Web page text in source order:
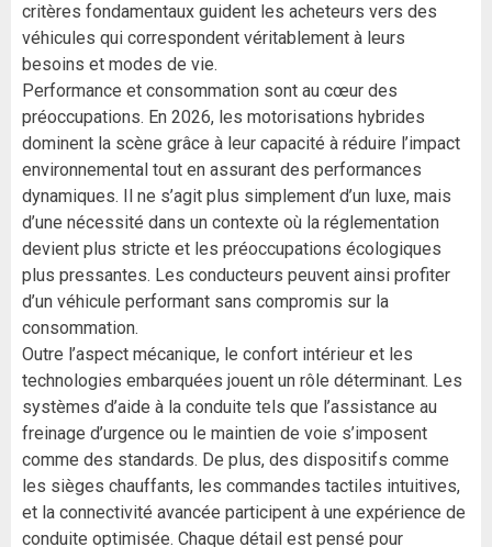
critères fondamentaux guident les acheteurs vers des
véhicules qui correspondent véritablement à leurs
besoins et modes de vie.
Performance et consommation sont au cœur des
préoccupations. En 2026, les motorisations hybrides
dominent la scène grâce à leur capacité à réduire l’impact
environnemental tout en assurant des performances
dynamiques. Il ne s’agit plus simplement d’un luxe, mais
d’une nécessité dans un contexte où la réglementation
devient plus stricte et les préoccupations écologiques
plus pressantes. Les conducteurs peuvent ainsi profiter
d’un véhicule performant sans compromis sur la
consommation.
Outre l’aspect mécanique, le confort intérieur et les
technologies embarquées jouent un rôle déterminant. Les
systèmes d’aide à la conduite tels que l’assistance au
freinage d’urgence ou le maintien de voie s’imposent
comme des standards. De plus, des dispositifs comme
les sièges chauffants, les commandes tactiles intuitives,
et la connectivité avancée participent à une expérience de
conduite optimisée. Chaque détail est pensé pour